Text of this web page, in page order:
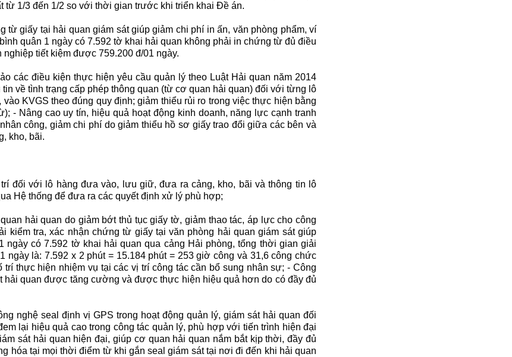
từ 1/3 đến 1/2 so với thời gian trước khi triển khai Đề án.
từ giấy tại hải quan giám sát giúp giảm chi phí in ấn, văn phòng phẩm, ví
quân 1 ngày có 7.592 tờ khai hải quan không phải in chứng từ đủ điều
tiết kiệm được 759.200 đ/01 ngày.
các điều kiện thực hiện yêu cầu quản lý theo Luật Hải quan năm 2014
về tình trạng cấp phép thông quan (từ cơ quan hải quan) đối với từng lô
KVGS theo đúng quy định; giảm thiểu rủi ro trong việc thực hiện bằng
- Nâng cao uy tín, hiệu quả hoạt động kinh doanh, năng lực cạnh tranh
công, giảm chi phí do giảm thiểu hồ sơ giấy trao đổi giữa các bên và
kho, bãi.
đối với lô hàng đưa vào, lưu giữ, đưa ra cảng, kho, bãi và thông tin lô
Hệ thống để đưa ra các quyết định xử lý phù hợp;
hải quan do giảm bớt thủ tục giấy tờ, giảm thao tác, áp lực cho công
kiểm tra, xác nhận chứng từ giấy tại văn phòng hải quan giám sát giúp
ngày có 7.592 tờ khai hải quan qua cảng Hải phòng, tổng thời gian giải
ngày là: 7.592 x 2 phút = 15.184 phút = 253 giờ công và 31,6 công chức
trí thực hiện nhiệm vụ tại các vị trí công tác cần bổ sung nhân sự; - Công
hải quan được tăng cường và được thực hiện hiệu quả hơn do có đầy đủ
nghệ seal định vị GPS trong hoạt động quản lý, giám sát hải quan đối
lại hiệu quả cao trong công tác quản lý, phù hợp với tiến trình hiện đại
sát hải quan hiện đại, giúp cơ quan hải quan nắm bắt kịp thời, đầy đủ
hóa tại mọi thời điểm từ khi gắn seal giám sát tại nơi đi đến khi hải quan